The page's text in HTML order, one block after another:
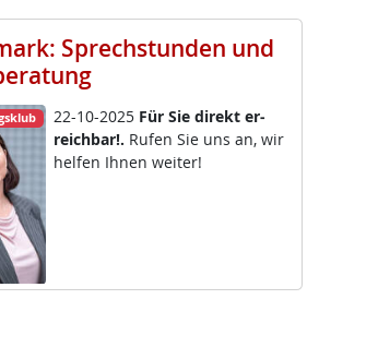
Sprechstunden und
22-10-2025 Für Sie di­rekt er­
reich­bar!. Ru­fen Sie uns an, wir
hel­fen Ih­nen wei­ter!